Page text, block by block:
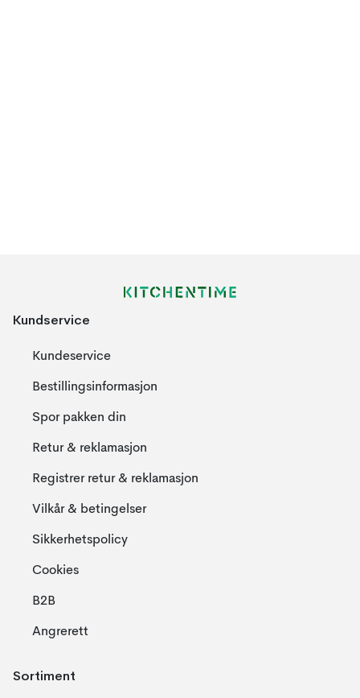
Kundservice
Kundeservice
Bestillingsinformasjon
Spor pakken din
Retur & reklamasjon
Registrer retur & reklamasjon
Vilkår & betingelser
Sikkerhetspolicy
Cookies
B2B
Angrerett
Sortiment